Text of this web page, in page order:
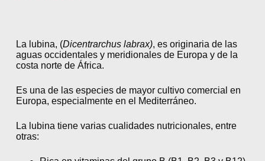
La lubina, (Dicentrarchus labrax), es originaria de las
aguas occidentales y meridionales de Europa y de la
costa norte de África.
Es una de las especies de mayor cultivo comercial en
Europa, especialmente en el Mediterráneo.
La lubina tiene varias cualidades nutricionales, entre
otras: